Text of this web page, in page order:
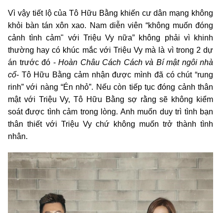
Vì vậy tiết lộ của Tô Hữu Bằng khiến cư dân mạng không
khỏi bàn tán xôn xao. Nam diễn viên “không muốn đóng
cảnh tình cảm" với Triệu Vy nữa” không phải vì khinh
thường hay có khúc mắc với Triệu Vy mà là vì trong 2 dự
án trước đó - Hoàn Châu Cách Cách và Bí mật ngôi nhà
cổ- Tô Hữu Bằng cảm nhận được mình đã có chút “rung
rinh” với nàng “Én nhỏ”. Nếu còn tiếp tục đóng cảnh thân
mật với Triệu Vy, Tô Hữu Bằng sợ rằng sẽ không kiểm
soát được tình cảm trong lòng. Anh muốn duy trì tình bạn
thân thiết với Triệu Vy chứ không muốn trở thành tình
nhân.